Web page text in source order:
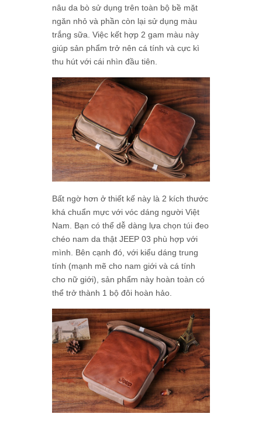
nâu da bò sử dụng trên toàn bộ bề mặt
ngăn nhỏ và phần còn lại sử dụng màu
trắng sữa. Việc kết hợp 2 gam màu này
giúp sản phẩm trở nên cá tính và cực kì
thu hút với cái nhìn đầu tiên.
Bất ngờ hơn ở thiết kế này là 2 kích thước
khá chuẩn mực với vóc dáng người Việt
Nam. Bạn có thể dễ dàng lựa chọn túi đeo
chéo nam da thật JEEP 03 phù hợp với
mình. Bên cạnh đó, với kiểu dáng trung
tính (mạnh mẽ cho nam giới và cá tính
cho nữ giới), sản phẩm này hoàn toàn có
thể trở thành 1 bộ đôi hoàn hảo.